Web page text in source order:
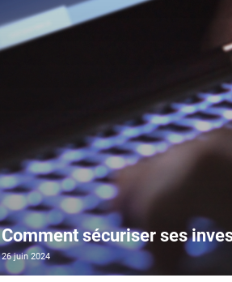
Comment sécuriser ses
26 juin 2024